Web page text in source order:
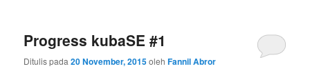
utama
sekunder
Progress kubaSE #1
Ditulis pada20 November, 2015olehFannil Abror